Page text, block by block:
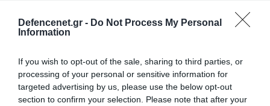
Defencenet.gr - Do Not Process My Personal
Information
If you wish to opt-out of the sale, sharing to third parties, or
processing of your personal or sensitive information for
targeted advertising by us, please use the below opt-out
section to confirm your selection. Please note that after your